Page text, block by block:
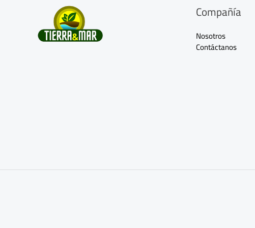
Compañía
Nosotros
Contáctanos